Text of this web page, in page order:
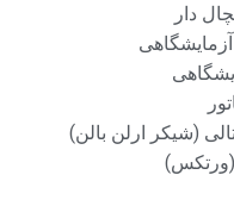
دار
آزمایشگاهی
(شیکر ارلن بالن)
(ورتکس)